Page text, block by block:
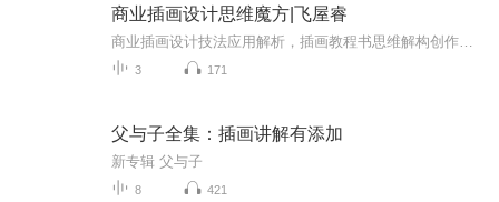
商业插画设计思维魔方|飞屋睿
3 171
父与子全集：插画讲解有添加
新专辑 父与子
8 421